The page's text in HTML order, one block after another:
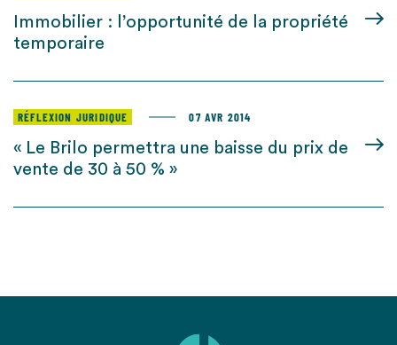
Immobilier : l’opportunité de la propriété
temporaire
RÉFLEXION JURIDIQUE 07 AVR 2014
« Le Brilo permettra une baisse du prix de
vente de 30 à 50 % »